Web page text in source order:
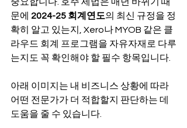
중요합니다. 호주 세법은 매년 바뀌기 때
문에 2024-25 회계연도의 최신 규정을 정
확히 알고 있는지, Xero나 MYOB 같은 클
라우드 회계 프로그램을 자유자재로 다루
는지도 꼭 확인해야 할 필수 항목입니다.
아래 이미지는 내 비즈니스 상황에 따라
어떤 전문가가 더 적합할지 판단하는 데
도움을 줄 수 있습니다.